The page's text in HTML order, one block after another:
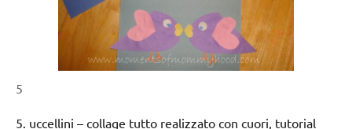
5
5. uccellini – collage tutto realizzato con cuori, tutorial